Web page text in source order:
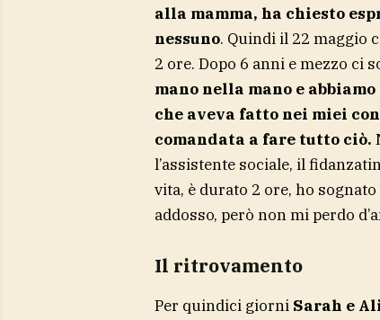
alla mamma, ha chiesto
nessuno. Quindi il 22 maggio
2 ore. Dopo 6 anni e mezzo ci
mano nella mano e
che aveva fatto nei miei
comandata a fare tutto ciò.
l’assistente sociale, il
vita, è durato 2 ore, ho
addosso, però non mi perdo
Il ritrovamento
Per quindici giorni Sarah e